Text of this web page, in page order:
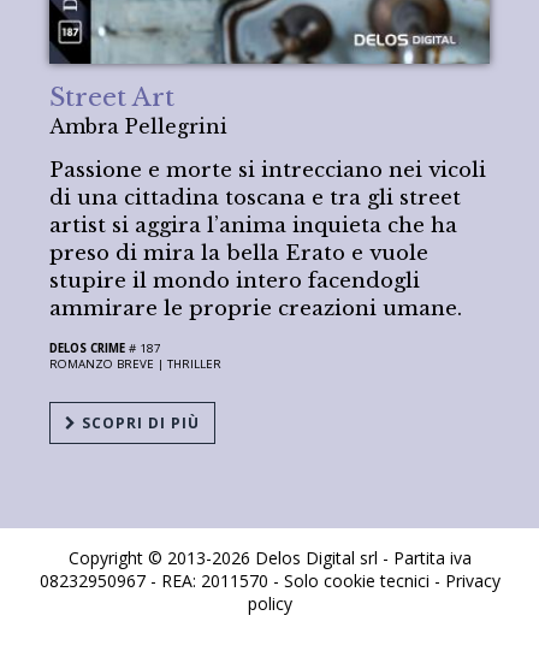
Street Art
Ambra Pellegrini
Passione e morte si intrecciano nei vicoli
di una cittadina toscana e tra gli street
artist si aggira l’anima inquieta che ha
preso di mira la bella Erato e vuole
stupire il mondo intero facendogli
ammirare le proprie creazioni umane.
DELOS CRIME # 187
ROMANZO BREVE |THRILLER
SCOPRI DI PIÙ
Copyright © 2013-2026 Delos Digital srl - Partita iva
08232950967 - REA: 2011570 - Solo cookie tecnici - Privacy
policy